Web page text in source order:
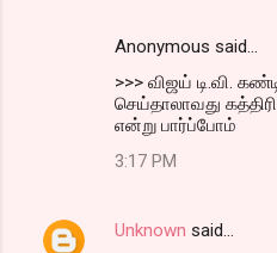
Anonymous said…
>>> விஜய் டி.வி.
செய்தாலாவது
என்று பார்ப்போம்
3:17 PM
Unknown said…